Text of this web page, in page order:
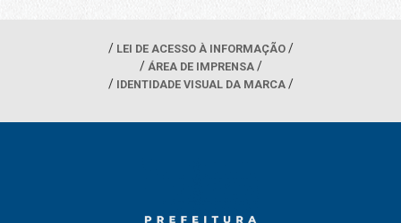
LEI DE ACESSO À INFORMAÇÃO
ÁREA DE IMPRENSA
IDENTIDADE VISUAL DA MARCA